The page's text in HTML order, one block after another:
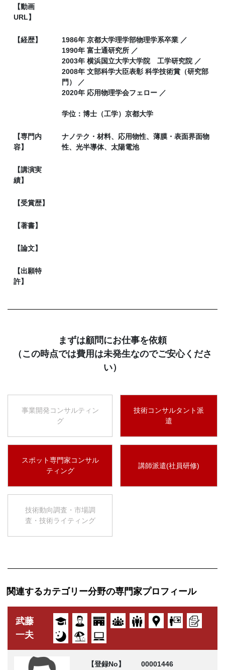
【動画
URL】
【経歴】
1986年 京都大学理学部物理学系卒業 ／
1990年 富士通研究所 ／
2003年 横浜国立大学大学院 工学研究院 ／
2008年 文部科学大臣表彰 科学技術賞（研究部
門） ／
2020年 応用物理学会フェロー ／
学位：博士（工学）京都大学
【専門内
容】
ナノテク・材料、応用物性、薄膜・表面界面物
性、光半導体、太陽電池
【講演実
績】
【受賞歴】
【著書】
【論文】
【出願特
許】
まずは顧問にお仕事を依頼
（この時点では費用は未発生なのでご安心くださ
い）
事業開発コンサルティン
グ
技術コンサルタント派
遣
スポット専門家コンサル
ティング
講師派遣(社員研修)
技術動向調査・市場調
査・技術ライティング
関連するカテゴリー分野の専門家プロフィール
武藤
一夫
【登録No】 00001446